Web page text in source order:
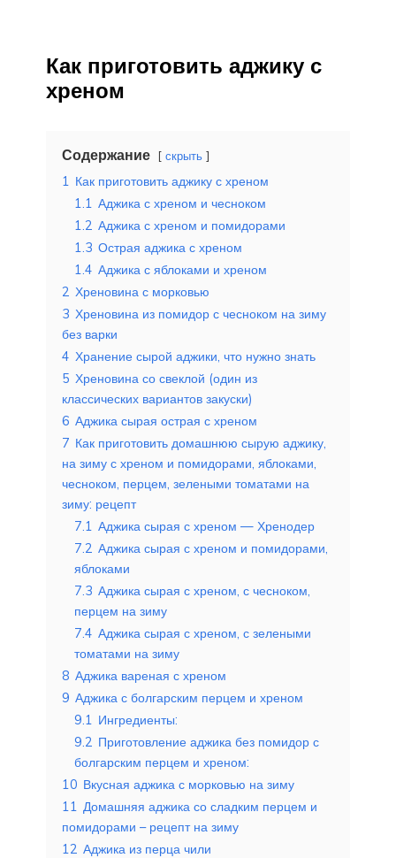
Как приготовить аджику с
хреном
Содержание скрыть
1 Как приготовить аджику с хреном
1.1 Аджика с хреном и чесноком
1.2 Аджика с хреном и помидорами
1.3 Острая аджика с хреном
1.4 Аджика с яблоками и хреном
2 Хреновина с морковью
3 Хреновина из помидор с чесноком на зиму
без варки
4 Хранение сырой аджики, что нужно знать
5 Хреновина со свеклой (один из
классических вариантов закуски)
6 Аджика сырая острая с хреном
7 Как приготовить домашнюю сырую аджику,
на зиму с хреном и помидорами, яблоками,
чесноком, перцем, зелеными томатами на
зиму: рецепт
7.1 Аджика сырая с хреном — Хренодер
7.2 Аджика сырая с хреном и помидорами,
яблоками
7.3 Аджика сырая с хреном, с чесноком,
перцем на зиму
7.4 Аджика сырая с хреном, с зелеными
томатами на зиму
8 Аджика вареная с хреном
9 Аджика с болгарским перцем и хреном
9.1 Ингредиенты:
9.2 Приготовление аджика без помидор с
болгарским перцем и хреном:
10 Вкусная аджика с морковью на зиму
11 Домашняя аджика со сладким перцем и
помидорами – рецепт на зиму
12 Аджика из перца чили